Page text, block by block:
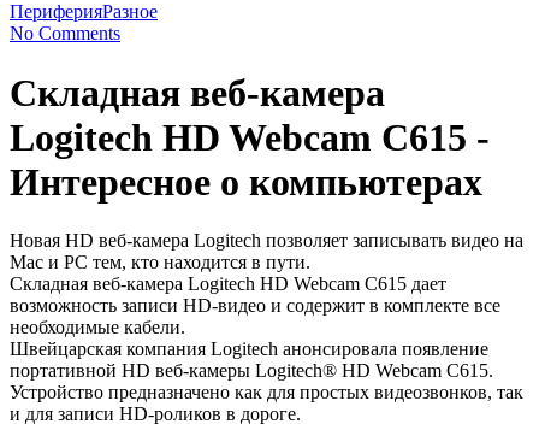
ПериферияРазное
No Comments
Складная веб-камера
Logitech HD Webcam C615 -
Интересное о компьютерах
Новая HD веб-камера Logitech позволяет записывать видео на
Mac и PC тем, кто находится в пути.
Складная веб-камера Logitech HD Webcam C615 дает
возможность записи HD-видео и содержит в комплекте все
необходимые кабели.
Швейцарская компания Logitech анонсировала появление
портативной HD веб-камеры Logitech® HD Webcam C615.
Устройство предназначено как для простых видеозвонков, так
и для записи HD-роликов в дороге.